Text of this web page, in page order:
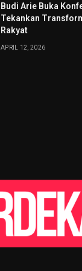
Budi Arie Buka
Tekankan
Rakyat
APRIL 12, 2026